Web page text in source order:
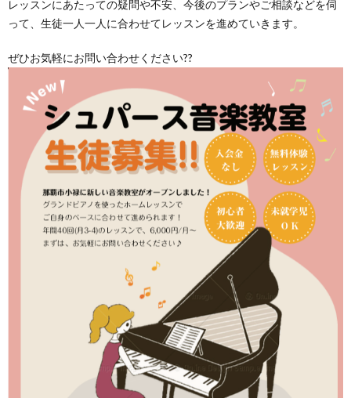
レッスンにあたっての疑問や不安、今後のプランやご相談などを伺
って、生徒一人一人に合わせてレッスンを進めていきます。
ぜひお気軽にお問い合わせください??